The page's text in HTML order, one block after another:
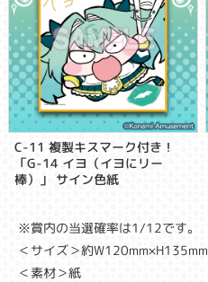
C-11 複製キスマーク付き！
「G-14 イヨ（イヨにリー
棒）」 サイン色紙
※賞内の当選確率は1/12です。
＜サイズ＞約W120mm×H135mm
＜素材＞紙